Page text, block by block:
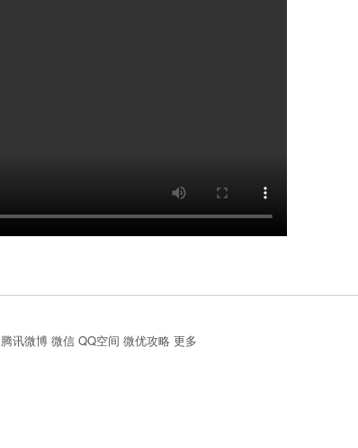
腾讯微博 微信 QQ空间 微优攻略 更多